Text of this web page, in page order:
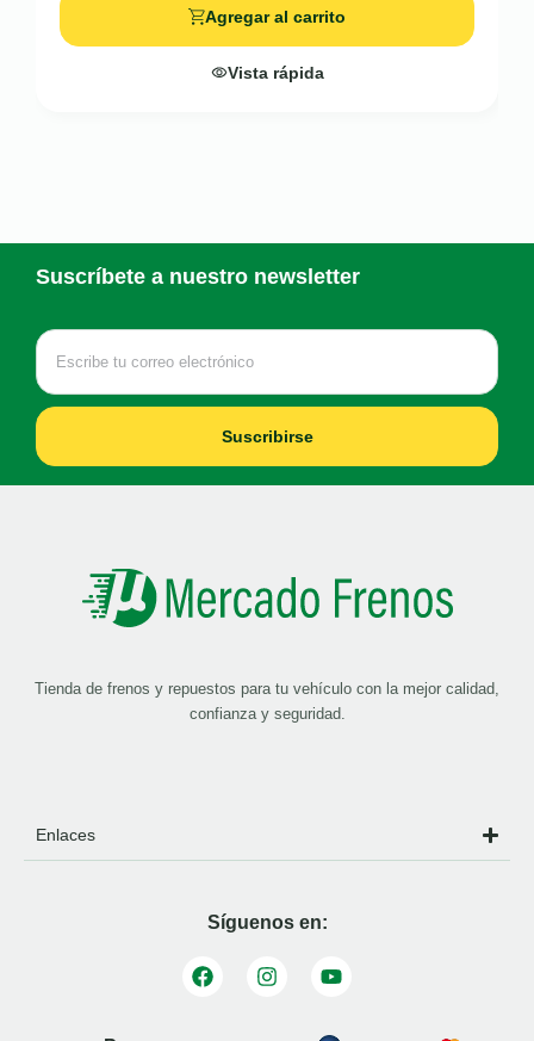
Agregar al carrito
Vista rápida
Suscríbete a nuestro newsletter
Suscribirse
Tienda de frenos y repuestos para tu vehículo con la mejor calidad,
confianza y seguridad.
Enlaces
Síguenos en: